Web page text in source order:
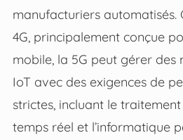
manufacturiers automatisés.
4G, principalement conçue
mobile, la 5G peut gérer des
IoT avec des exigences de
strictes, incluant le
temps réel et l’informatique